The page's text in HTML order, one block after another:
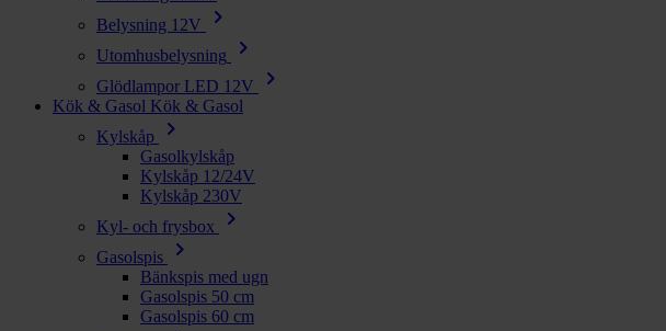
Belysning 12V chevron_right
Utomhusbelysning chevron_right
Glödlampor LED 12V chevron_right
Kök & Gasol Kök & Gasol
Kylskåp
chevron_right
Gasolkylskåp
Kylskåp 12/24V
Kylskåp 230V
Kyl- och frysbox
chevron_right
Gasolspis chevron_right
Bänkspis med ugn
Gasolspis 50 cm
Gasolspis 60 cm